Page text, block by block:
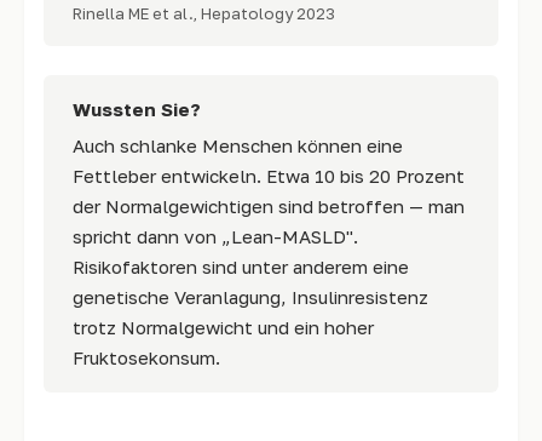
Rinella ME et al., Hepatology 2023
Wussten Sie?
Auch schlanke Menschen können eine
Fettleber entwickeln. Etwa 10 bis 20 Prozent
der Normalgewichtigen sind betroffen — man
spricht dann von „Lean-MASLD".
Risikofaktoren sind unter anderem eine
genetische Veranlagung, Insulinresistenz
trotz Normalgewicht und ein hoher
Fruktosekonsum.